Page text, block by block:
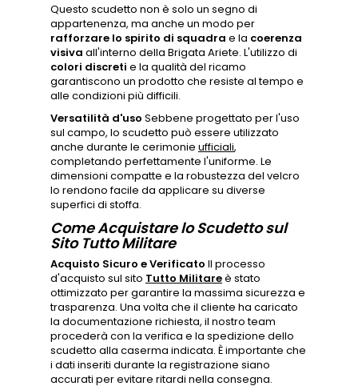
Questo scudetto non è solo un segno di
appartenenza, ma anche un modo per
rafforzare lo spirito di squadra e la coerenza
visiva all'interno della Brigata Ariete. L'utilizzo di
colori discreti e la qualità del ricamo
garantiscono un prodotto che resiste al tempo e
alle condizioni più difficili.
Versatilità d'uso Sebbene progettato per l'uso
sul campo, lo scudetto può essere utilizzato
anche durante le cerimonie ufficiali,
completando perfettamente l'uniforme. Le
dimensioni compatte e la robustezza del velcro
lo rendono facile da applicare su diverse
superfici di stoffa.
Come Acquistare lo Scudetto sul
Sito Tutto Militare
Acquisto Sicuro e Verificato Il processo
d'acquisto sul sito Tutto Militareè stato
ottimizzato per garantire la massima sicurezza e
trasparenza. Una volta che il cliente ha caricato
la documentazione richiesta, il nostro team
procederà con la verifica e la spedizione dello
scudetto alla caserma indicata. È importante che
i dati inseriti durante la registrazione siano
accurati per evitare ritardi nella consegna.